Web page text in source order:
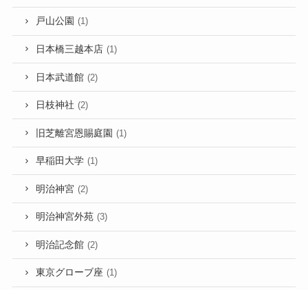
戸山公園 (1)
日本橋三越本店 (1)
日本武道館 (2)
日枝神社 (2)
旧芝離宮恩賜庭園 (1)
早稲田大学 (1)
明治神宮 (2)
明治神宮外苑 (3)
明治記念館 (2)
東京グローブ座 (1)